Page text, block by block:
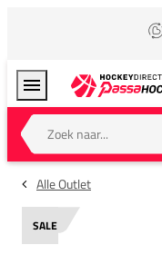
Zoek naar...
Alle Outlet
SALE